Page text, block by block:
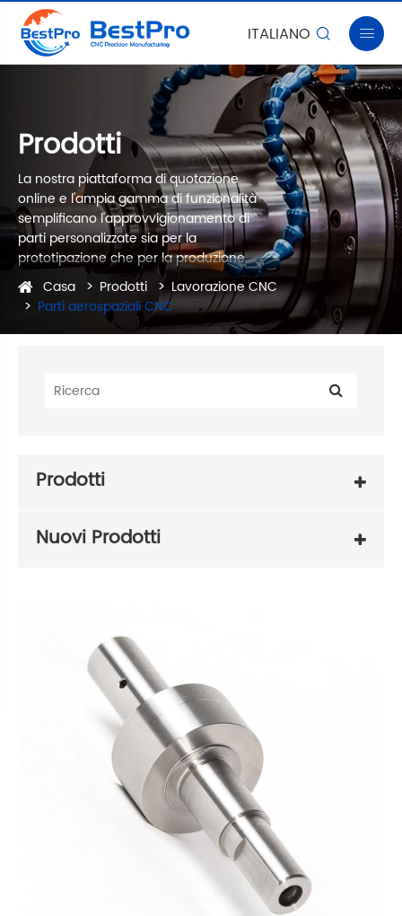
ITALIANO  
Prodotti
La nostra piattaforma di quotazione
online e l'ampia gamma di funzionalità
semplificano l'approvvigionamento di
parti personalizzate sia per la
prototipazione che per la produzione
Casa
Prodotti
Lavorazione CNC
Parti aerospaziali CNC
Prodotti
Nuovi Prodotti